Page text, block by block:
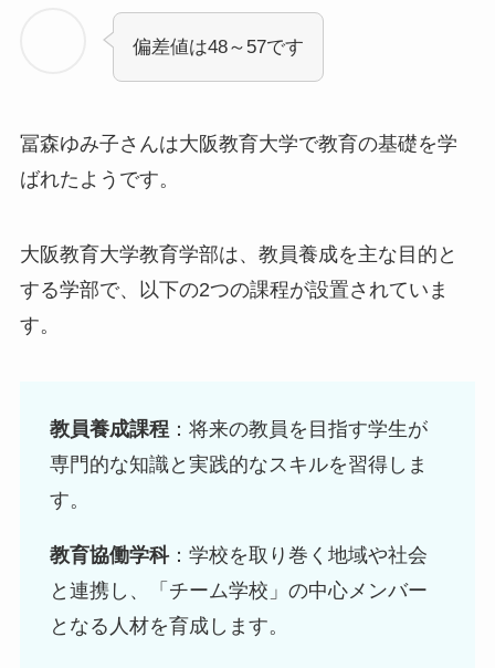
偏差値は48～57です
冨森ゆみ子さんは大阪教育大学で教育の基礎を学
ばれたようです。
大阪教育大学教育学部は、教員養成を主な目的と
する学部で、以下の2つの課程が設置されていま
す。
教員養成課程： 将来の教員を目指す学生が
専門的な知識と実践的なスキルを習得しま
す。
教育協働学科： 学校を取り巻く地域や社会
と連携し、「チーム学校」の中心メンバー
となる人材を育成します。